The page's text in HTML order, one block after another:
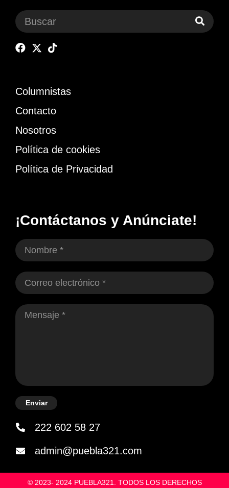
Columnistas
Contacto
Nosotros
Política de cookies
Política de Privacidad
¡Contáctanos y Anúnciate!
Enviar
222 602 58 27
admin@puebla321.com
© 2023- 2024 PUEBLA321. TODOS LOS DERECHOS